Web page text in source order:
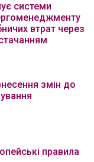
системи
втрат через
змін до
правила